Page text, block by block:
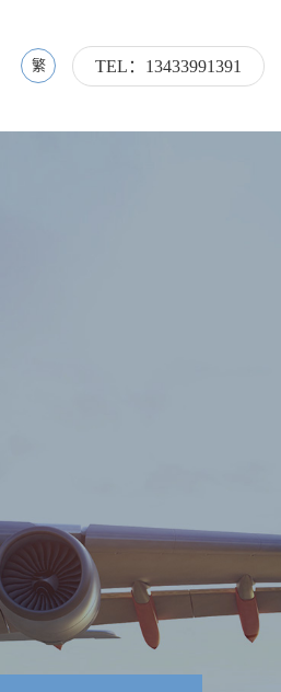
TEL：13433991391
繁